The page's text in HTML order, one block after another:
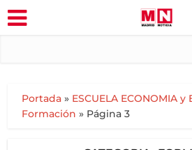
Portada » ESCUELA ECONOMIA y
Formación » Página 3